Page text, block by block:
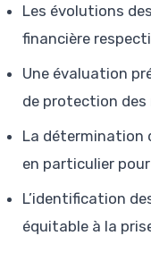
Les évolutions
financière
Une évaluation
de protection des
La détermination
en particulier
L’identification
équitable à la